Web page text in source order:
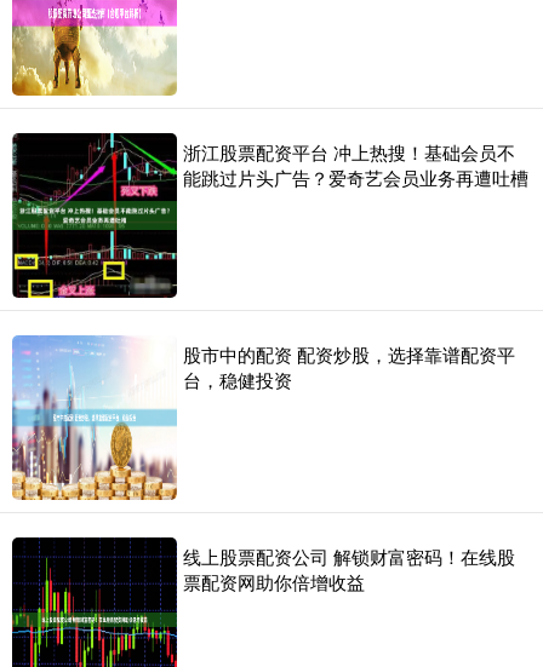
浙江股票配资平台 冲上热搜！基础会员不
能跳过片头广告？爱奇艺会员业务再遭吐槽
股市中的配资 配资炒股，选择靠谱配资平
台，稳健投资
线上股票配资公司 解锁财富密码！在线股
票配资网助你倍增收益